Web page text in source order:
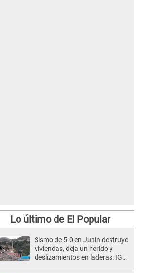
Lo último de El Popular
Sismo de 5.0 en Junín destruye
viviendas, deja un herido y
deslizamientos en laderas: IGP